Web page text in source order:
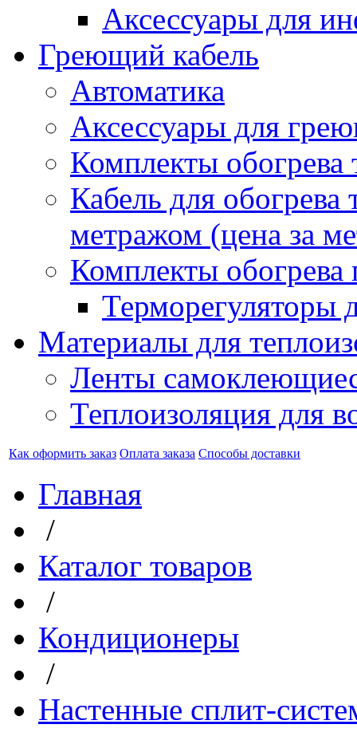
Аксессуары для
Греющий кабель
Автоматика
Аксессуары для
Комплекты обогрева
Кабель для обогрева
метражом (цена за
Комплекты обогрева
Терморегуляторы
Материалы для
Ленты
Теплоизоляция для
Как оформить заказ Оплата заказа Способы доставки
Главная
/
Каталог товаров
/
Кондиционеры
/
Настенные сплит-